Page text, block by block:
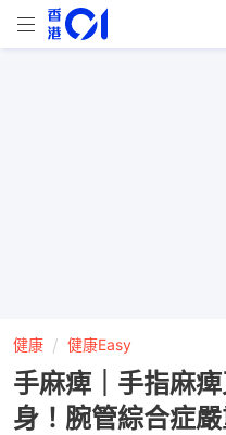
健康 健康Easy
手麻痺｜手指麻
身！腕管綜合症